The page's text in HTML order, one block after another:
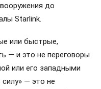
до
Starlink.
или быстрые,
— и это не переговоры
или его западными
— это не